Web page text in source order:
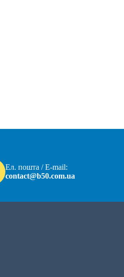
Ел. пошта / E-mail:
contact@b50.com.ua